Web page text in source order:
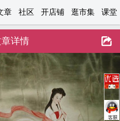
章 社区 开店铺 逛市集 课堂
详情